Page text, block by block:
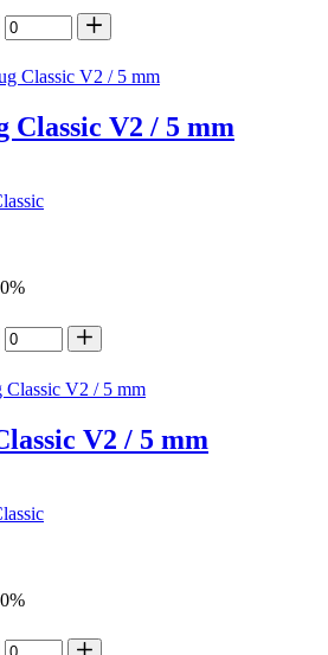
Classic V2 / 5 mm
V2 / 5 mm